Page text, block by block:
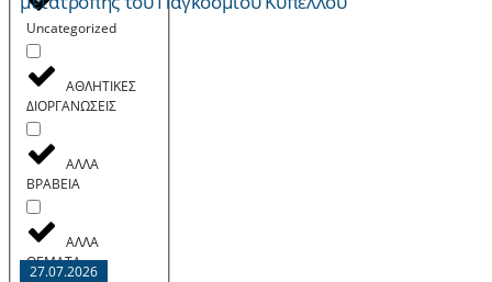
Uncategorized
ΑΘΛΗΤΙΚΕΣ
ΔΙΟΡΓΑΝΩΣΕΙΣ
ΑΛΛΑ
ΒΡΑΒΕΙΑ
ΑΛΛΑ
ΘΕΜΑΤΑ
27.07.2026